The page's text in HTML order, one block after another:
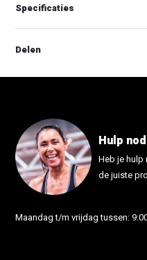
Specificaties
Delen
Hulp
Heb je hulp
de juiste
Maandag t/m vrijdag tussen: